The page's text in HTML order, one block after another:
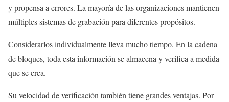
y propensa a errores. La mayoría de las organizaciones mantienen
múltiples sistemas de grabación para diferentes propósitos.
Considerarlos individualmente lleva mucho tiempo. En la cadena
de bloques, toda esta información se almacena y verifica a medida
que se crea.
Su velocidad de verificación también tiene grandes ventajas. Por